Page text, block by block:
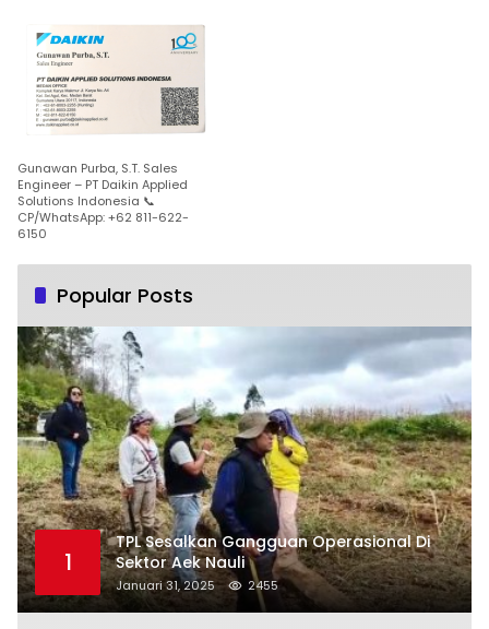
Gunawan Purba, S.T. Sales
Engineer – PT Daikin Applied
Solutions Indonesia 📞
CP/WhatsApp: +62 811-622-
6150
Popular Posts
1
TPL Sesalkan Gangguan Operasional Di
Sektor Aek Nauli
Januari 31, 2025 2455